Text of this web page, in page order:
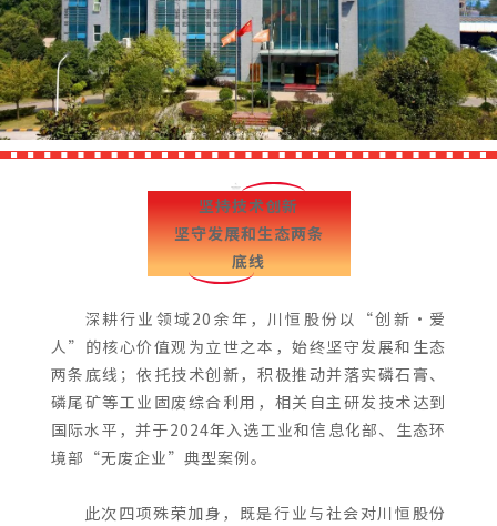
坚持技术创新
坚守发展和生态两条
底线
深耕行业领域20余年，川恒股份以“创新·爱
人”的核心价值观为立世之本，始终坚守发展和生态
两条底线；依托技术创新，积极推动并落实磷石膏、
磷尾矿等工业固废综合利用，相关自主研发技术达到
国际水平，并于2024年入选工业和信息化部、生态环
境部“无废企业”典型案例。
此次四项殊荣加身，既是行业与社会对川恒股份